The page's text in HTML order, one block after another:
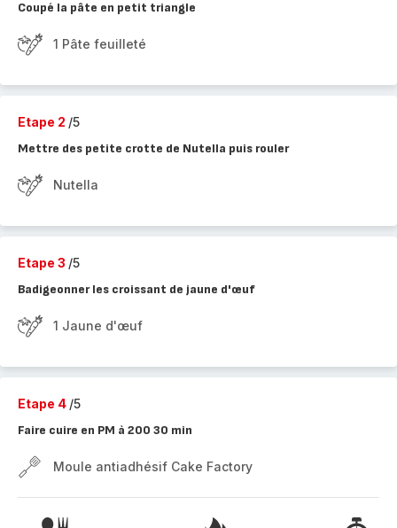
Coupé la pâte en petit triangle
1 Pâte feuilleté
Etape 2 /5
Mettre des petite crotte de Nutella puis rouler
Nutella
Etape 3 /5
Badigeonner les croissant de jaune d'œuf
1 Jaune d'œuf
Etape 4 /5
Faire cuire en PM à 200 30 min
Moule antiadhésif Cake Factory